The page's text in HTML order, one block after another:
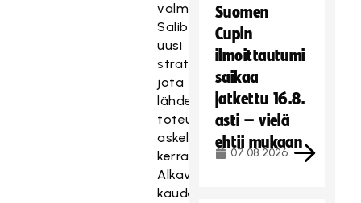
valmistui
Salibandyliigan
uusi
strategia,
jota
lähdetään
toteuttamaan
askel
kerrallaan.
Alkavalla
kaudella
Suomen
Cupin
ilmoittautumi
saikaa
jatkettu 16.8.
asti – vielä
ehtii mukaan
07.08.2026